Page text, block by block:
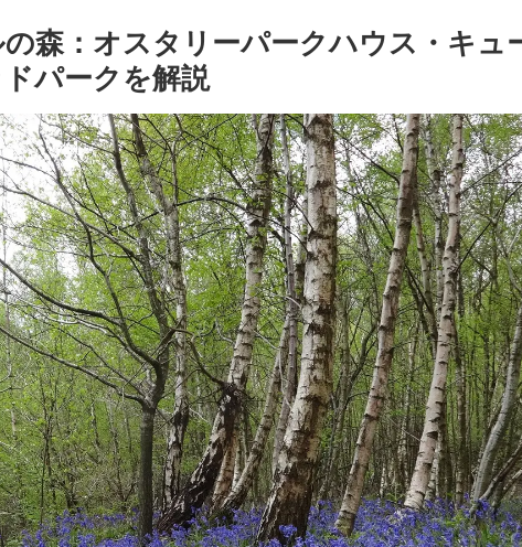
森：オスタリーパークハウス・キュ
パークを解説